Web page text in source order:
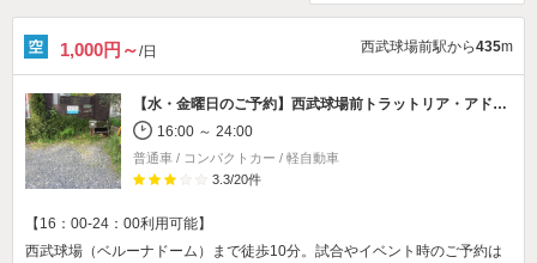
1,000円～/日 西武球場前駅から435m
【水・金曜日のご予約】 西武球場前トラットリア・アドリアーノ駐車場
16:00 ～ 24:00
普通車 / コンパクトカー / 軽自動車
3.3/20件
【16：00-24：00利用可能】
西武球場（ベルーナドーム）まで徒歩10分。試合やイベント時のご予約は